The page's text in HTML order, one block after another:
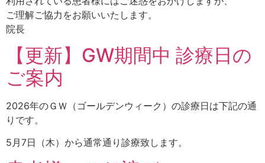
ご理解ご協力をお願いいたします。
院長
【更新】GW期間中 診療日の
ご案内
2026年のＧＷ（ゴールデンウィーク）の診療日は下記の通
りです。
5月7日（木）から通常通り診療致します。